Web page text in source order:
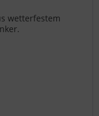
wetterfestem